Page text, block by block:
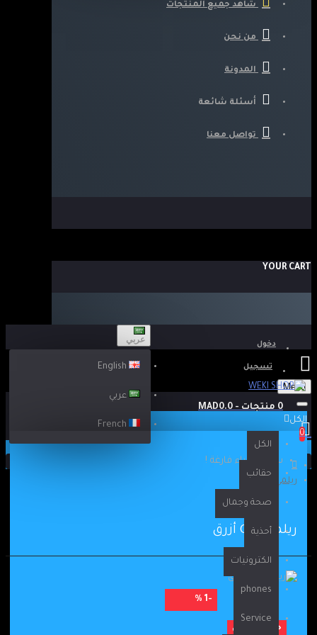
شاهد جميع المنتجات
من نحن
المدونة
أسئلة شائعة
تواصل معنا
YOUR CART
دخول
تسجيل
عربي
English
عربي
French
Menu
0 منتجات - MAD0.0
0
سلة الشراء فارغة !
الكل
الكل
حقائب
صحة وجمال
أحذية
الكترونيات
phones
Service
ريلمي C25 أزرق
ريلمي C25 أزرق
-1 %
حجز مسبق